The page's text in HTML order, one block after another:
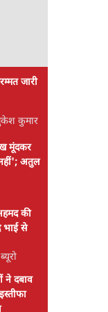
जारी
कुमार
मूंदकर
अतुल
की
भाई से
ने दबाव